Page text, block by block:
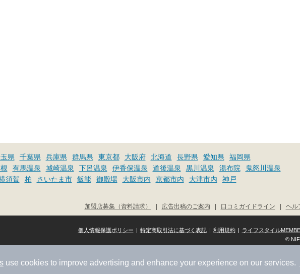
use cookies to improve advertising and enhance your experience on our services.
県 千葉県 兵庫県 群馬県 東京都 大阪府 北海道 長野県 愛知県 福岡県
有馬温泉 城崎温泉 下呂温泉 伊香保温泉 道後温泉 黒川温泉 湯布院 鬼怒川温泉
須賀 柏 さいたま市 飯能 御殿場 大阪市内 京都市内 大津市内 神戸
ヘル
|
口コミガイドライン
|
広告出稿のご案内
|
加盟店募集（資料請求）
ライフスタイル
|
利用規約
|
特定商取引法に基づく表記
|
個人情報保護ポリシー
©